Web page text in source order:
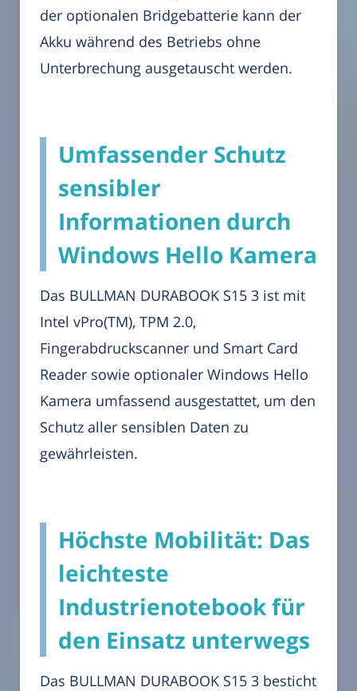
der optionalen Bridgebatterie kann der
Akku während des Betriebs ohne
Unterbrechung ausgetauscht werden.
Umfassender Schutz
sensibler
Informationen durch
Windows Hello Kamera
Das BULLMAN DURABOOK S15 3 ist mit
Intel vPro(TM), TPM 2.0,
Fingerabdruckscanner und Smart Card
Reader sowie optionaler Windows Hello
Kamera umfassend ausgestattet, um den
Schutz aller sensiblen Daten zu
gewährleisten.
Höchste Mobilität: Das
leichteste
Industrienotebook für
den Einsatz unterwegs
Das BULLMAN DURABOOK S15 3 besticht